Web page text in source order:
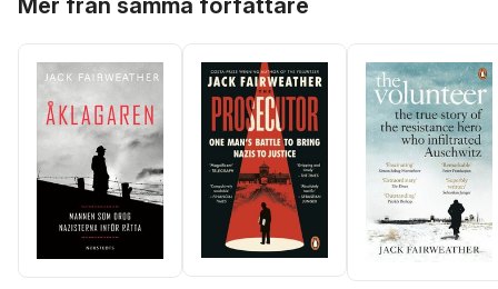
Mer från samma författare